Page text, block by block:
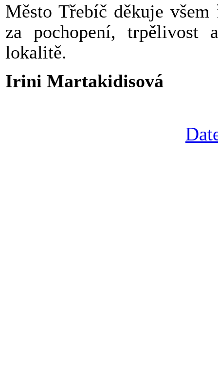
Město Třebíč děkuje
za pochopení, trpělivost
lokalitě.
Irini Martakidisová